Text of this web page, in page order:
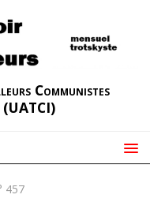
Communistes
457